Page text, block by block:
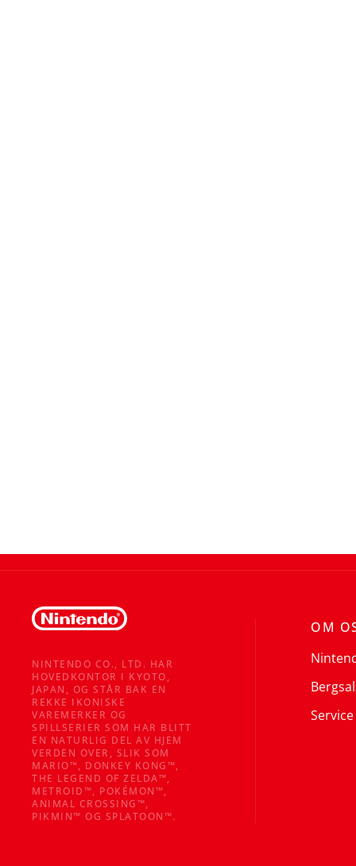
NINTENDO CO., LTD. HAR
HOVEDKONTOR I KYOTO,
JAPAN, OG STÅR BAK EN
REKKE IKONISKE
VAREMERKER OG
SPILLSERIER SOM HAR BLITT
EN NATURLIG DEL AV HJEM
VERDEN OVER, SLIK SOM
MARIO™, DONKEY KONG™,
THE LEGEND OF ZELDA™,
METROID™, POKÉMON™,
ANIMAL CROSSING™,
PIKMIN™ OG SPLATOON™.
OM
Service